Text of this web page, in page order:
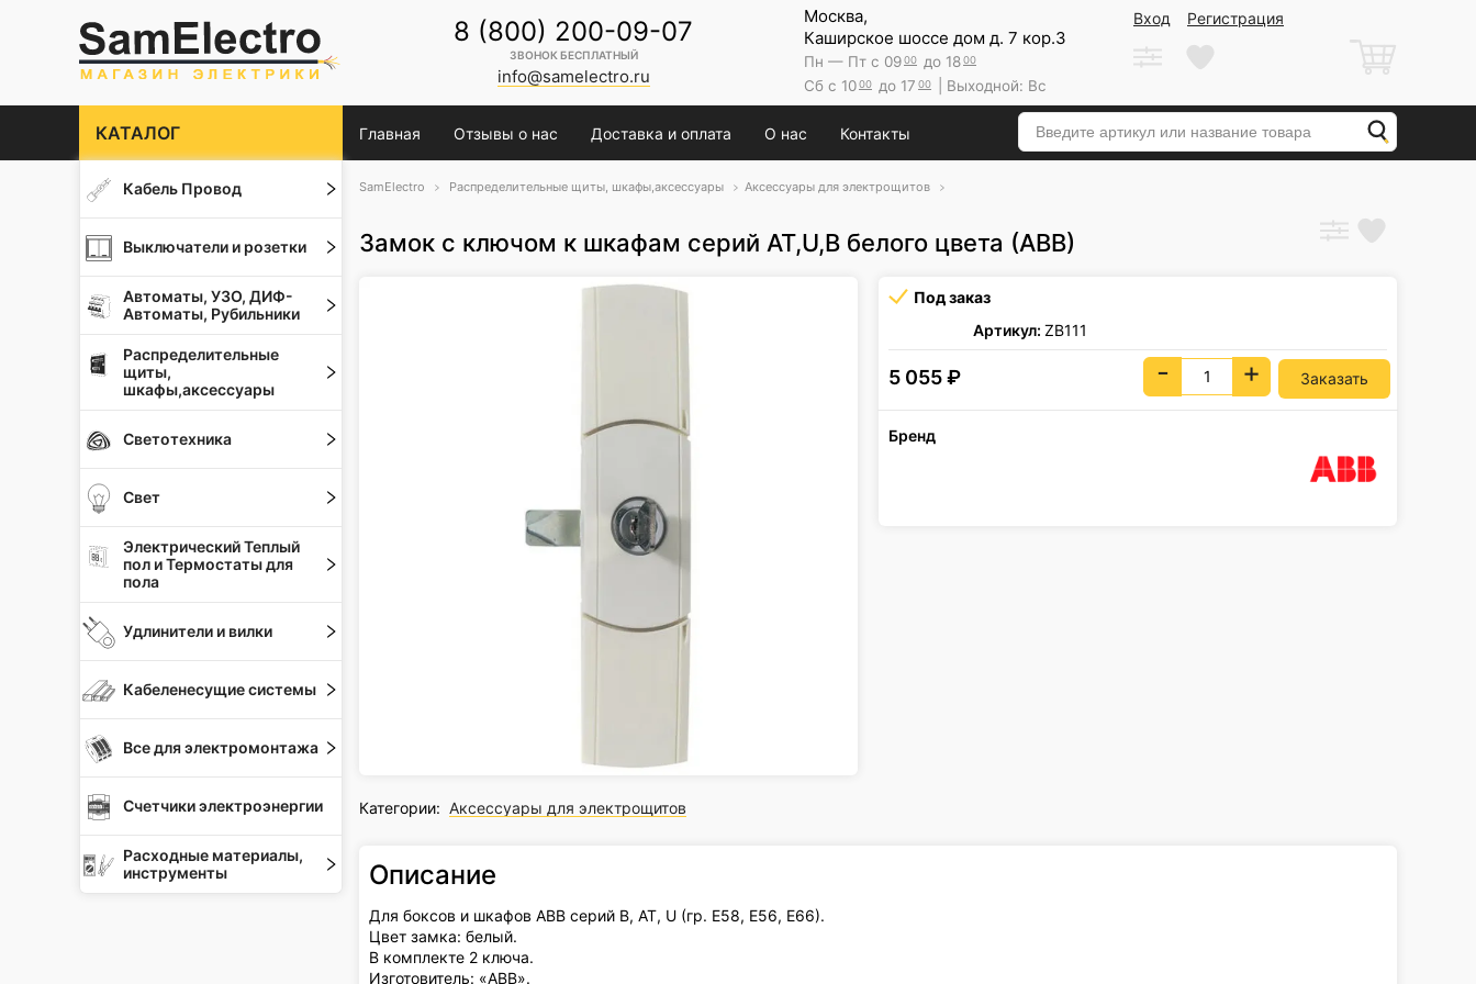
8 (800) 200-09-07
ЗВОНОК БЕСПЛАТНЫЙ
info@samelectro.ru
Москва,
Каширское шоссе дом д. 7 кор.3
Пн — Пт с 0900 до 1800
Сб с 1000 до 17 00 | Выходной: Вс
Вход Регистрация
КАТАЛОГ Главная Отзывы о нас Доставка и оплата О нас Контакты
Кабель Провод
Выключатели и розетки
Автоматы, УЗО, ДИФ-
Автоматы, Рубильники
Распределительные
щиты,
шкафы,аксессуары
Светотехника
Свет
Электрический Теплый
пол и Термостаты для
пола
Удлинители и вилки
Кабеленесущие системы
Все для электромонтажа
Счетчики электроэнергии
Расходные материалы,
инструменты
SamElectro Распределительные щиты, шкафы,аксессуары Аксессуары для электрощитов
Замок с ключом к шкафам серий АТ,U,B белого цвета (АВВ)
Категории: Аксессуары для электрощитов
Под заказ
Артикул:ZB111
5 055₽ - + Заказать
Бренд
Описание
Для боксов и шкафов ABB серий В, AT, U (гр. Е58, Е56, E66).
Цвет замка: белый.
В комплекте 2 ключа.
Изготовитель: «ABB».